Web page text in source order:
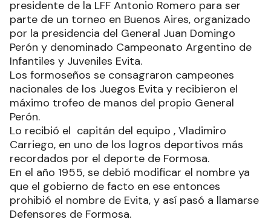
presidente de la LFF Antonio Romero para ser
parte de un torneo en Buenos Aires, organizado
por la presidencia del General Juan Domingo
Perón y denominado Campeonato Argentino de
Infantiles y Juveniles Evita.
Los formoseños se consagraron campeones
nacionales de los Juegos Evita y recibieron el
máximo trofeo de manos del propio General
Perón.
Lo recibió el capitán del equipo , Vladimiro
Carriego, en uno de los logros deportivos más
recordados por el deporte de Formosa.
En el año 1955, se debió modificar el nombre ya
que el gobierno de facto en ese entonces
prohibió el nombre de Evita, y así pasó a llamarse
Defensores de Formosa.